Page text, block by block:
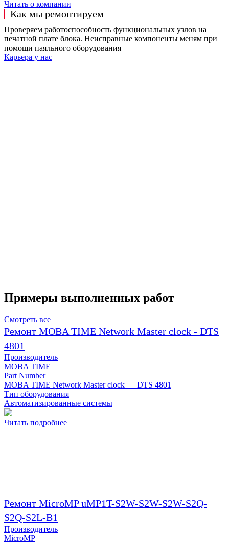
Читать о компании
Как мы ремонтируем
Проверяем работоспособность функциональных узлов на
печатной плате блока. Неисправные компоненты меням при
помощи паяльного оборудования
Карьера у нас
Примеры выполненных работ
Смотреть все
Ремонт MOBA TIME Network Master clock - DTS
4801
Производитель
MOBA TIME
Part Number
MOBA TIME Network Master clock — DTS 4801
Тип оборудования
Автоматизированные системы
Читать подробнее
Ремонт MicroMP uMP1T-S2W-S2W-S2W-S2Q-
S2Q-S2L-B1
Производитель
MicroMP